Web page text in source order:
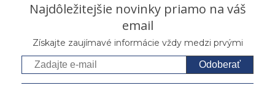
Najdôležitejšie novinky priamo na váš
email
Získajte zaujímavé informácie vždy medzi prvými
Odoberať